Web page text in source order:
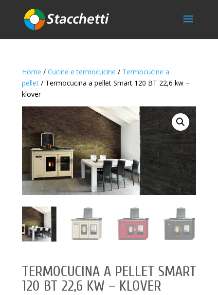
Home / Cucine e termocucine / Termocucine a
pellet/ Termocucina a pellet Smart 120 BT 22,6 kw –
klover
TERMOCUCINA A PELLET SMART
120 BT 22,6 KW – KLOVER